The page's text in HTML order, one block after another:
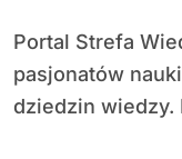
Portal Strefa Wiedzy to miejsce, które łączy
pasjonatów
dziedzin wiedzy.